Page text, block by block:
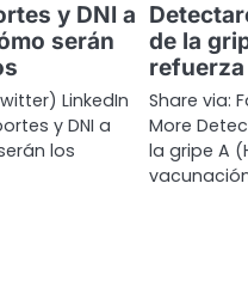
y DNI a
serán
LinkedIn
y DNI a
los
de la
Share via:
More
la gripe A